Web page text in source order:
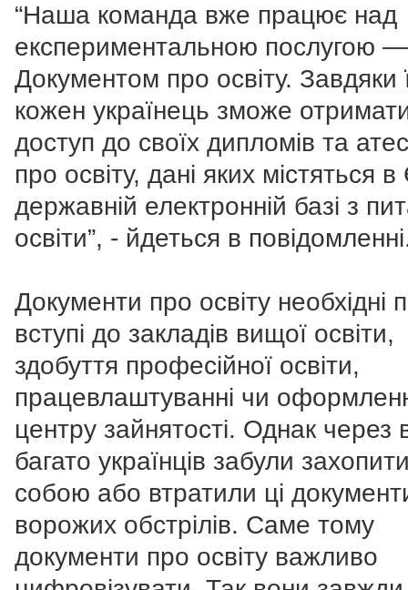
“Наша команда вже працює над
експериментальною послугою —
Документом про освіту. Завдяки
кожен українець зможе
доступ до своїх дипломів та
про освіту, дані яких містяться в
державній електронній базі з
освіти”, - йдеться в
Документи про освіту необхідні
вступі до закладів вищої освіти,
здобуття професійної освіти,
працевлаштуванні чи
центру зайнятості. Однак через
багато українців забули
собою або втратили ці
ворожих обстрілів. Саме тому
документи про освіту важливо